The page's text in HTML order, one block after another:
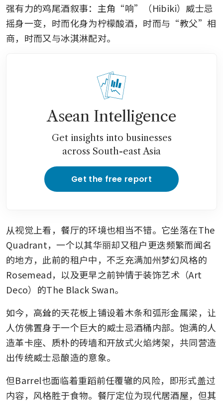
强有力的鸡尾酒叙事：主角“响”（Hibiki）威士忌
摇身一变，时而化身为柠檬酸酒，时而与“教父”相
商，时而又与冰淇淋配对。
Asean Intelligence
Get insights into businesses
across South-east Asia
Get the free report
从视觉上看，餐厅的环境也相当不错。它坐落在The
Quadrant，一个以其华丽却又租户更迭频繁而闻名
的地方，此前的租户中，不乏充满加州梦幻风格的
Rosemead，以及更早之前钟情于装饰艺术（Art
Deco）的The Black Swan。
如今，高耸的天花板上铺设着木条和弧形金属梁，让
人仿佛置身于一个巨大的威士忌酒桶内部。饱满的人
造革卡座、质朴的砖墙和开放式火焰烤架，共同营造
出传统威士忌酿造的意象。
但Barrel也面临着重蹈前任覆辙的风险，即形式盖过
内容，风格胜于食物。餐厅定位为现代居酒屋，但其